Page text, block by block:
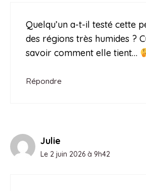
Quelqu’un a-t-il testé cette
des régions très humides ?
savoir comment elle tient…
Répondre
Julie
Le 2 juin 2026 à 9h42